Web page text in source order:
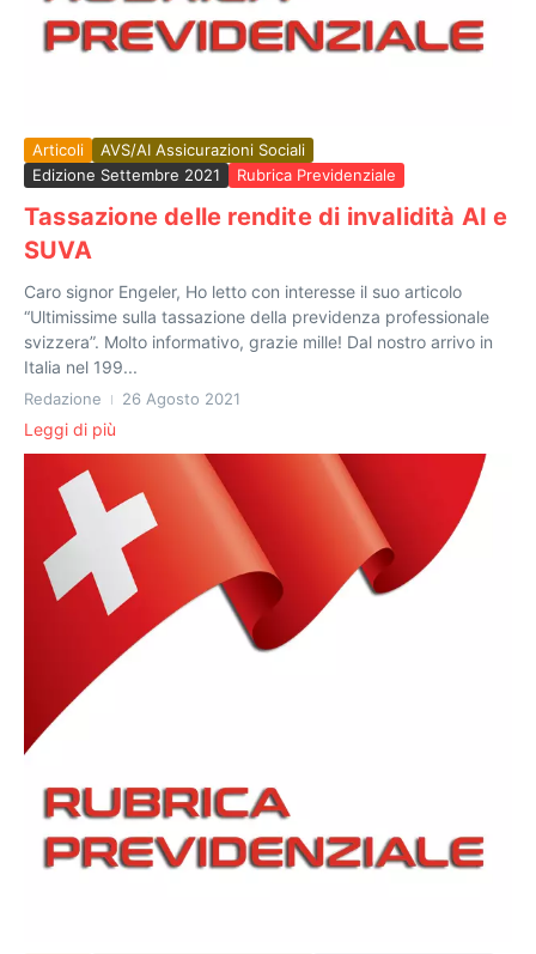
Articoli
AVS/AI Assicurazioni Sociali
Edizione Settembre 2021
Rubrica Previdenziale
Tassazione delle rendite di invalidità AI e
SUVA
Caro signor Engeler, Ho letto con interesse il suo articolo
“Ultimissime sulla tassazione della previdenza professionale
svizzera”. Molto informativo, grazie mille! Dal nostro arrivo in
Italia nel 199...
Redazione 26 Agosto 2021
Leggi di più